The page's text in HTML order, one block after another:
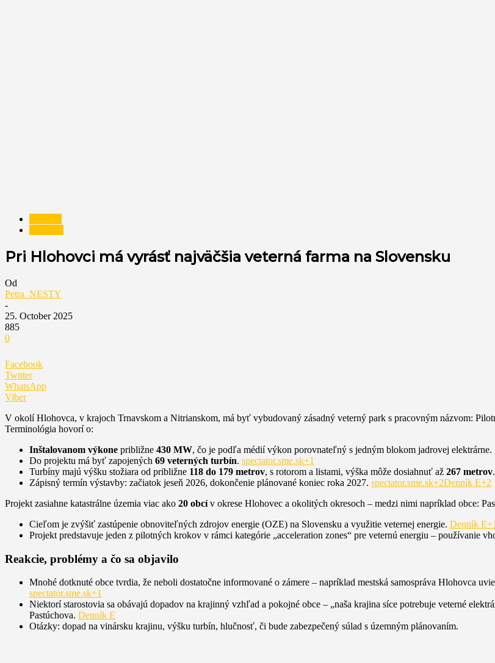
Pri Hlohovci má vyrásť najväčšia veterná farma na Slovensku
Od
Petra_NESTY
-
25. October 2025
885
0
Facebook
Twitter
WhatsApp
Viber
V okolí Hlohovca, v krajoch Trnavskom a Nitrianskom, má byť vybudovaný zásadný veterný park s pracovným názvom:
Terminológia hovorí o:
Inštalovanom výkone približne 430 MW, čo je podľa médií výkon porovnateľný s jedným blokom jadrovej elektrárne.
Do projektu má byť zapojených 69 veterných turbín. spectator.sme.sk+1
Turbíny majú výšku stožiara od približne 118 do 179 metrov, s rotorom a listami, výška môže dosiahnuť až 267 metrov.
Zápisný termín výstavby: začiatok jeseň 2026, dokončenie plánované koniec roka 2027. spectator.sme.sk+2Denník E+2
Projekt zasiahne katastrálne územia viac ako 20 obcív okrese Hlohovec a okolitých okresoch – medzi nimi napríklad obce:
Cieľom je zvýšiť zastúpenie obnoviteľných zdrojov energie (OZE) na Slovensku a využitie veternej energie. Denník E+1
Projekt predstavuje jeden z pilotných krokov v rámci kategórie „acceleration zones“ pre veternú energiu – používanie
Reakcie, problémy a čo sa objavilo
Mnohé dotknuté obce tvrdia, že neboli dostatočne informované o zámere – napríklad mestská samospráva Hlohovca
spectator.sme.sk+1
Niektorí starostovia sa obávajú dopadov na krajinný vzhľad a pokojné obce – „naša krajina síce potrebuje veterné
Pastúchova. Denník E
Otázky: dopad na vinársku krajinu, výšku turbín, hlučnosť, či bude zabezpečený súlad s územným plánovaním.